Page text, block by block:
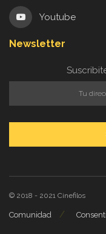
Youtube
Newsletter
© 2018 - 2021 Cinefilos
Comunidad